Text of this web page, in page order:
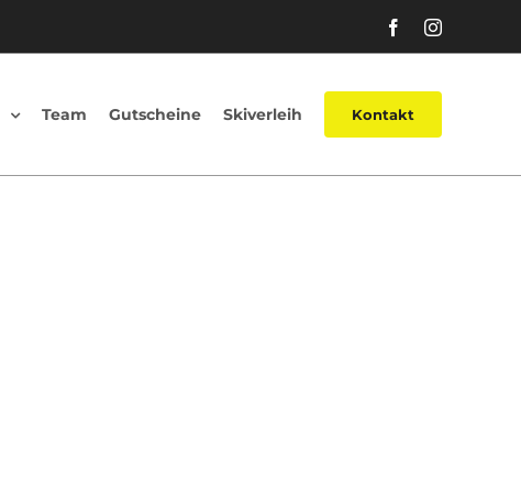
FacebookInstagram
Team Gutscheine Skiverleih Kontakt